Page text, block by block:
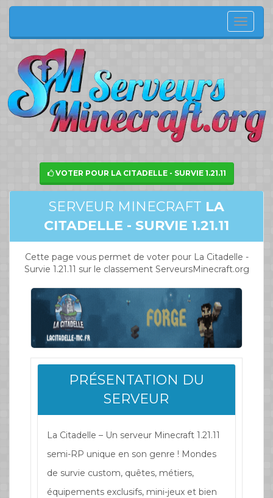
Menu
de
VOTER POUR LA CITADELLE - SURVIE 1.21.11
SERVEUR MINECRAFT LA
CITADELLE - SURVIE 1.21.11
Cette page vous permet de voter pour La Citadelle -
Survie 1.21.11 sur le classement ServeursMinecraft.org
PRÉSENTATION DU
SERVEUR
La Citadelle – Un serveur Minecraft 1.21.11
semi-RP unique en son genre ! Mondes
de survie custom, quêtes, métiers,
équipements exclusifs, mini-jeux et bien